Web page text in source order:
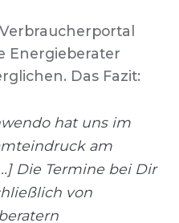
Energieberater
Das Fazit:
hat uns im
am
Die Termine bei Dir
von